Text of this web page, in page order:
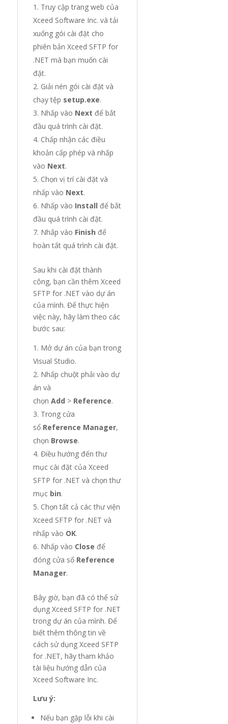
Truy cập trang web của
Xceed Software Inc. và tải
xuống gói cài đặt cho
phiên bản Xceed SFTP for
.NET mà bạn muốn cài
đặt.
Giải nén gói cài đặt và
chạy tệp setup.exe.
Nhấp vào Next để bắt
đầu quá trình cài đặt.
Chấp nhận các điều
khoản cấp phép và nhấp
vào Next.
Chọn vị trí cài đặt và
nhấp vào Next.
Nhấp vào Install để bắt
đầu quá trình cài đặt.
Nhấp vào Finish để
hoàn tất quá trình cài đặt.
Sau khi cài đặt thành
công, bạn cần thêm Xceed
SFTP for .NET vào dự án
của mình. Để thực hiện
việc này, hãy làm theo các
bước sau:
Mở dự án của bạn trong
Visual Studio.
Nhấp chuột phải vào dự
án và
chọn Add > Reference.
Trong cửa
sổ Reference Manager,
chọn Browse.
Điều hướng đến thư
mục cài đặt của Xceed
SFTP for .NET và chọn thư
mục bin.
Chọn tất cả các thư viện
Xceed SFTP for .NET và
nhấp vào OK.
Nhấp vào Close để
đóng cửa sổ Reference
Manager.
Bây giờ, bạn đã có thể sử
dụng Xceed SFTP for .NET
trong dự án của mình. Để
biết thêm thông tin về
cách sử dụng Xceed SFTP
for .NET, hãy tham khảo
tài liệu hướng dẫn của
Xceed Software Inc.
Lưu ý:
Nếu bạn gặp lỗi khi cài